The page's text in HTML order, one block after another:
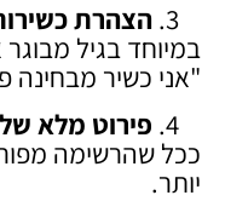
הצהרת
במיוחד בגיל
"אני כשיר מבחינה
פירוט מלא
ככל שהרשימה
יותר.